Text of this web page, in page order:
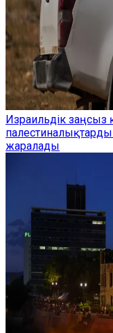
Израильдік
жаралады